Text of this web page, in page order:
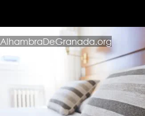
AlhambraDeGranada.org